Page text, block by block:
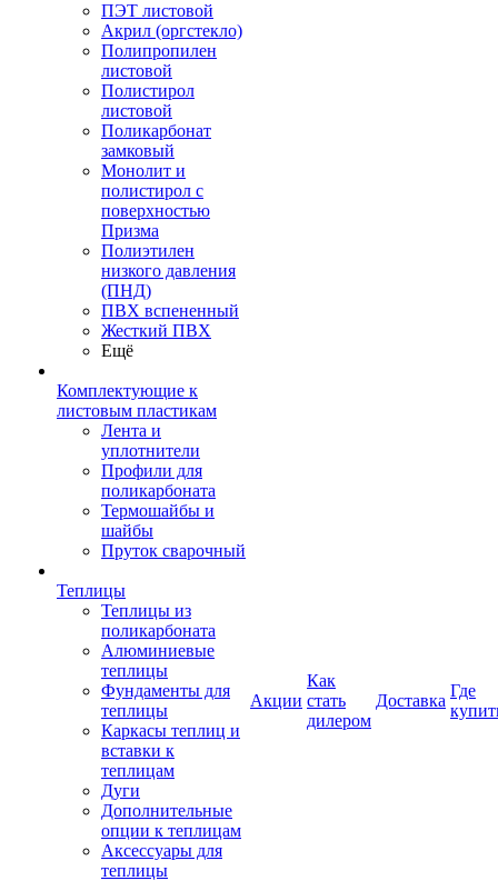
ПЭТ листовой
Акрил (оргстекло)
Полипропилен
листовой
Полистирол
листовой
Поликарбонат
замковый
Монолит и
полистирол с
поверхностью
Призма
Полиэтилен
низкого давления
(ПНД)
ПВХ вспененный
Жесткий ПВХ
Ещё
Комплектующие к
листовым пластикам
Лента и
уплотнители
Профили для
поликарбоната
Термошайбы и
шайбы
Пруток сварочный
Теплицы
Теплицы из
поликарбоната
Алюминиевые
теплицы
Фундаменты для
теплицы
Каркасы теплиц и
вставки к
теплицам
Дуги
Дополнительные
опции к теплицам
Аксессуары для
теплицы
Акции
Как
стать
дилером
Доставка
Где